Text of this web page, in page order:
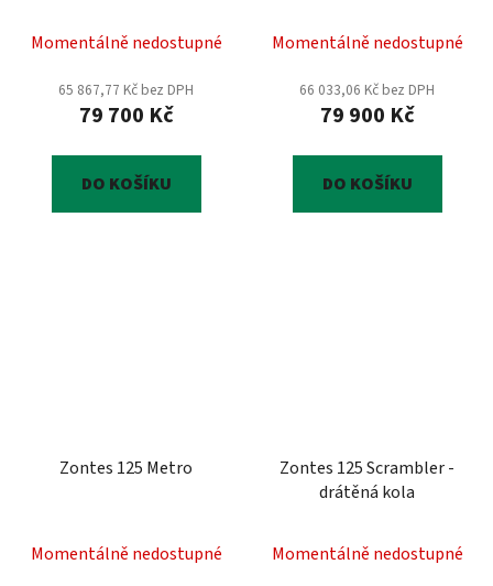
Momentálně nedostupné
65 867,77 Kč bez DPH
79 700 Kč
DO KOŠÍKU
Momentálně nedostupné
66 033,06 Kč bez DPH
79 900 Kč
DO KOŠÍKU
Zontes 125 Metro
Momentálně nedostupné
Zontes 125 Scrambler -
drátěná kola
Momentálně nedostupné